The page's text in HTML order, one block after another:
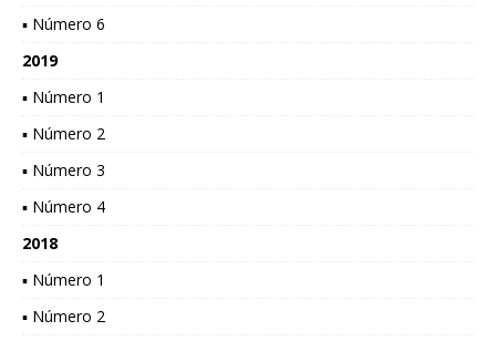
▪ Número 6
2019
▪ Número 1
▪ Número 2
▪ Número 3
▪ Número 4
2018
▪ Número 1
▪ Número 2